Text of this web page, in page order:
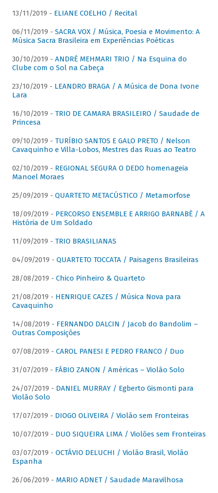
13/11/2019 - ELIANE COELHO / Recital
06/11/2019 - SACRA VOX / Música, Poesia e Movimento: A
Música Sacra Brasileira em Experiências Poéticas
30/10/2019 - ANDRÉ MEHMARI TRIO / Na Esquina do
Clube com o Sol na Cabeça
23/10/2019 - LEANDRO BRAGA / A Música de Dona Ivone
Lara
16/10/2019 - TRIO DE CAMARA BRASILEIRO / Saudade de
Princesa
09/10/2019 - TURÍBIO SANTOS E GALO PRETO / Nelson
Cavaquinho e Villa-Lobos, Mestres das Ruas ao Teatro
02/10/2019 - REGIONAL SEGURA O DEDO homenageia
Manoel Moraes
25/09/2019 - QUARTETO METACÚSTICO / Metamorfose
18/09/2019 - PERCORSO ENSEMBLE E ARRIGO BARNABÈ / A
História de Um Soldado
11/09/2019 - TRIO BRASILIANAS
04/09/2019 - QUARTETO TOCCATA / Paisagens Brasileiras
28/08/2019 - Chico Pinheiro & Quarteto
21/08/2019 - HENRIQUE CAZES / Música Nova para
Cavaquinho
14/08/2019 - FERNANDO DALCIN / Jacob do Bandolim –
Outras Composições
07/08/2019 - CAROL PANESI E PEDRO FRANCO / Duo
31/07/2019 - FÁBIO ZANON / Américas – Violão Solo
24/07/2019 - DANIEL MURRAY / Egberto Gismonti para
Violão Solo
17/07/2019 - DIOGO OLIVEIRA / Violão sem Fronteiras
10/07/2019 - DUO SIQUEIRA LIMA / Violões sem Fronteiras
03/07/2019 - OCTÁVIO DELUCHI / Violão Brasil, Violão
Espanha
26/06/2019 - MARIO ADNET / Saudade Maravilhosa